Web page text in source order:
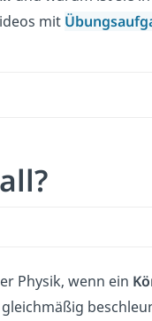
mit
Physik, wenn ein